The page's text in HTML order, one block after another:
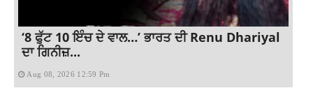
‘8 ਫੁੱਟ 10 ਇੰਚ ਦੇ ਵਾਲ…’ ਭਾਰਤ ਦੀ Renu Dhariyal
ਦਾ ਗਿਨੀਜ਼...
Aug 08, 2026 12:59 Pm